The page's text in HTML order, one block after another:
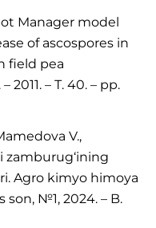
Manager model
of ascospores in
field pea
– Т. 40. – pp.
V.,
zamburug‘ining
Agro kimyo himoya
son, №1, 2024. – B.